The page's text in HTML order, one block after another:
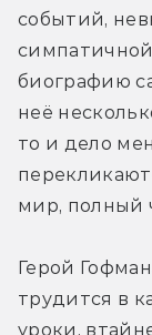
событий,
симпатичной
биографию
неё
то и дело
мир, полный
Герой
трудится в
уроки,